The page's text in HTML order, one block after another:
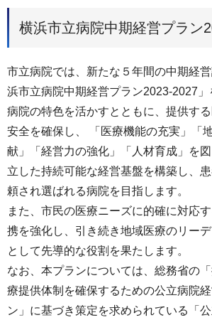
横浜市立病院中期経営プラン
市立病院では、新たな５年間の中期経
浜市立病院中期経営プラン2023-2027」
病院の特色を活かすとともに、提供す
安全を確保し、 「医療機能の充実」「
献」「経営力の強化」「人材育成」を
立した持続可能な経営基盤を構築し、
頼され選ばれる病院を目指します。
また、市民の医療ニーズに的確に対応
携を強化し、引き続き地域医療のリー
として先導的な役割を果たします。
なお、本プランについては、総務省の
療提供体制を確保するための公立病院
ン」に基づき策定を求められている「